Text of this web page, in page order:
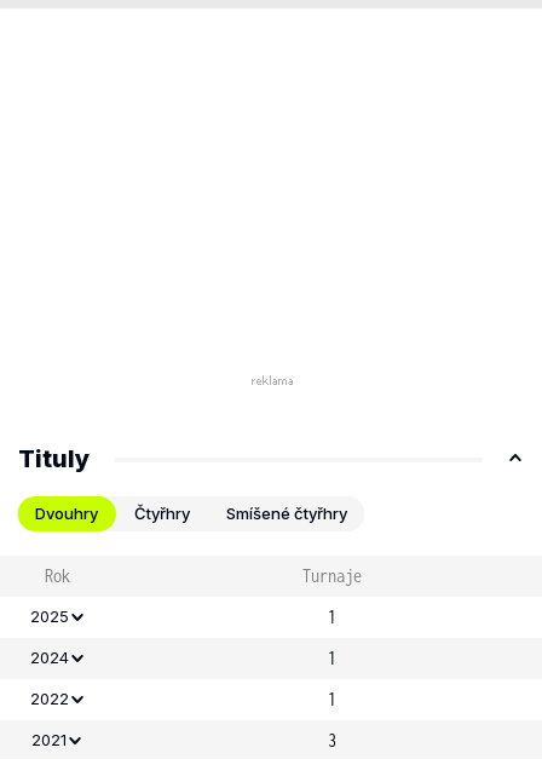
Tituly
Dvouhry Čtyřhry Smíšené čtyřhry
Rok Turnaje
2025 1
2024 1
2022 1
2021
3